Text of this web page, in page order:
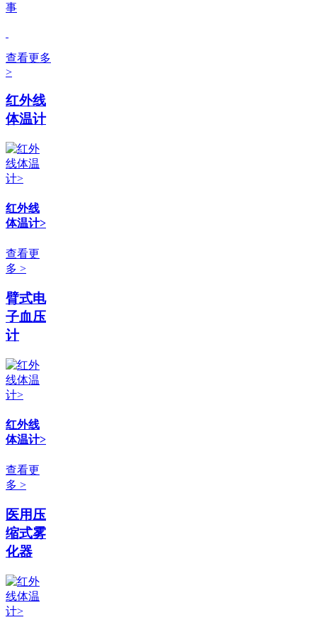
查看更多
>
红外线
体温计
红外线
体温计>
查看更
多 >
臂式电
子血压
计
红外线
体温计>
查看更
多 >
医用压
缩式雾
化器